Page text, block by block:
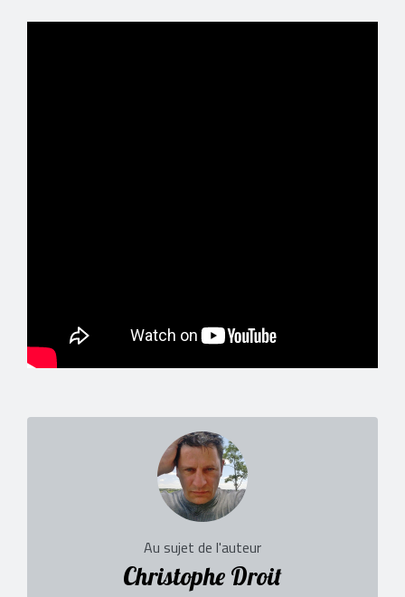
Au sujet de l'auteur
Christophe Droit